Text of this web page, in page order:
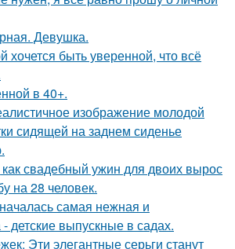
Девушка.
хочется быть уверенной, что всё
в 40+.
изображение молодой
сидящей на заднем сиденье
свадебный ужин для двоих вырос
на 28 человек.
самая нежная и
детские выпускные в садах.
Эти элегантные серьги станут